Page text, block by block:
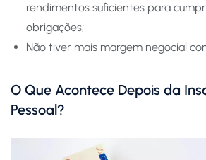
rendimentos suficientes para
obrigações;
Não tiver mais margem negocial
O Que Acontece Depois da
Pessoal?